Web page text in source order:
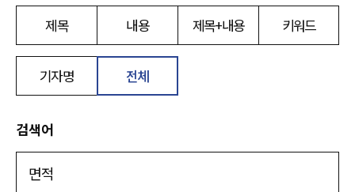
제목 내용 제목+내용 키워드
기자명 전체
검색어